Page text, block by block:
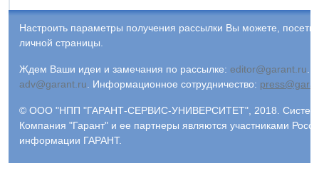
Настроить параметры получения рассылки Вы можете,
личной страницы.
Ждем Ваши идеи и замечания по рассылке: editor@garant.ru
adv@garant.ru
Информационное сотрудничество:
© ООО "НПП "ГАРАНТ-СЕРВИС-УНИВЕРСИТЕТ", 2018. Система
Компания "Гарант" и ее партнеры являются участниками
информации ГАРАНТ.